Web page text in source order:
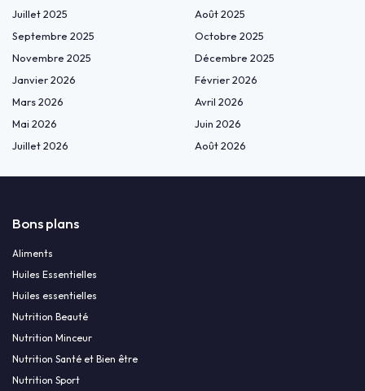
Juillet 2025
Août 2025
Septembre 2025
Octobre 2025
Novembre 2025
Décembre 2025
Janvier 2026
Février 2026
Mars 2026
Avril 2026
Mai 2026
Juin 2026
Juillet 2026
Août 2026
Bons plans
Aliments
Huiles Essentielles
Huiles essentielles
Nutrition Beauté
Nutrition Minceur
Nutrition Santé et Bien être
Nutrition Sport